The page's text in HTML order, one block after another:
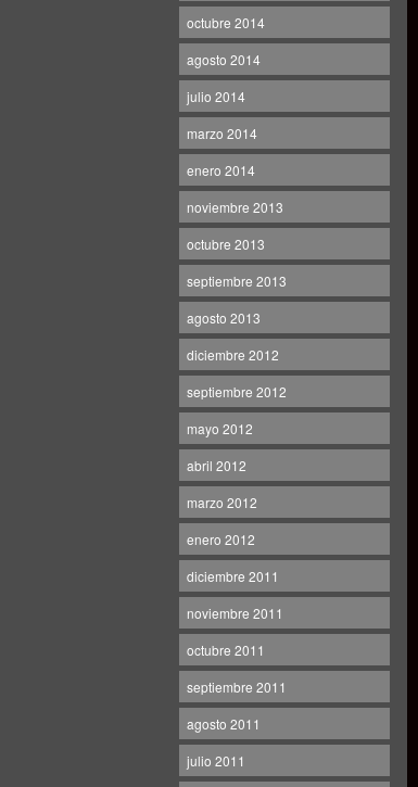
octubre 2014
agosto 2014
julio 2014
marzo 2014
enero 2014
noviembre 2013
octubre 2013
septiembre 2013
agosto 2013
diciembre 2012
septiembre 2012
mayo 2012
abril 2012
marzo 2012
enero 2012
diciembre 2011
noviembre 2011
octubre 2011
septiembre 2011
agosto 2011
julio 2011